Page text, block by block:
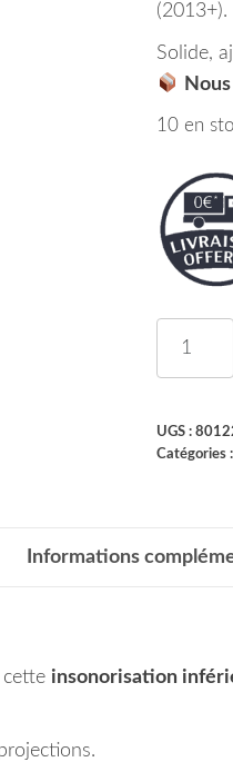
(2013+).
Solide,
10 en
UGS :
Catégories :
Informations
cette insonorisation